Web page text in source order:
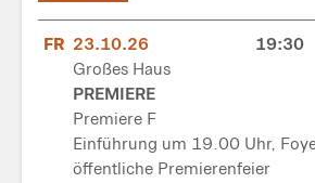
FR 23.10.26
19:30
Großes Haus
PREMIERE
Premiere F
Einführung um 19.00 Uhr,
öffentliche Premierenfeier